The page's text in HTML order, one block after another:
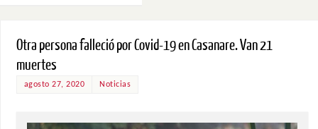
Otra persona falleció por Covid-19 en Casanare. Van 21
muertes
agosto 27, 2020 Noticias